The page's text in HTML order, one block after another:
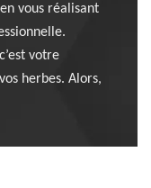
vous réalisant
votre
herbes. Alors,